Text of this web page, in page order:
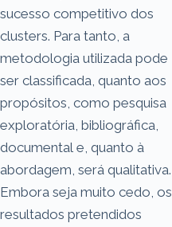
sucesso competitivo dos
clusters. Para tanto, a
metodologia utilizada pode
ser classificada, quanto aos
propósitos, como pesquisa
exploratória, bibliográfica,
documental e, quanto à
abordagem, será qualitativa.
Embora seja muito cedo, os
resultados pretendidos